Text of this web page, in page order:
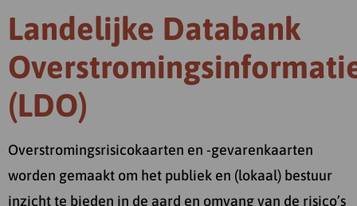
Landelijke Databank
(LDO)
Overstromingsrisicokaarten en -gevarenkaarten
worden gemaakt om het publiek en (lokaal) bestuur
inzicht te bieden in de aard en omvang van de risico’s